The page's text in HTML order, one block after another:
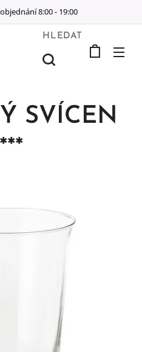
8:00 - 19:00
HLEDAT
SVÍCEN